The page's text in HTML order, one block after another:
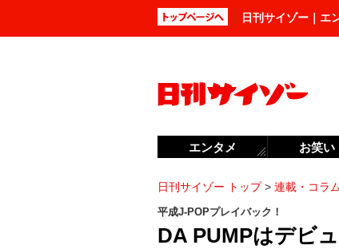
日刊サイゾー｜エ
日刊サイゾー トップ> 連載・コラ
平成J-POPプレイバック！
DA PUMPはデビ
エンタメ お笑い